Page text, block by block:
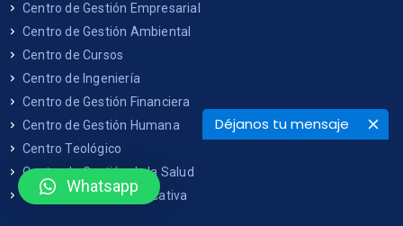
Déjanos tu mensaje
Centro de Gestión Empresarial
Centro de Gestión Ambiental
Centro de Cursos
Centro de Ingeniería
Centro de Gestión Financiera
Centro de Gestión Humana
Centro Teológico
Centro de Gestión de la Salud
Centro de Gestión Educativa
Whatsapp